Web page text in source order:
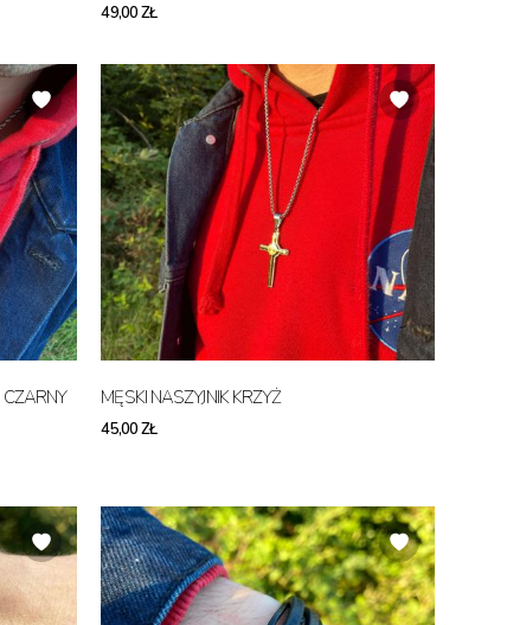
49,00 ZŁ
MĘSKI NASZYJNIK KRZYŻ
45,00 ZŁ